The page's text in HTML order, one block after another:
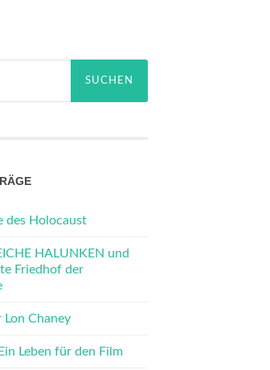
des Holocaust
HALUNKEN und
Friedhof der
Chaney
Leben für den Film